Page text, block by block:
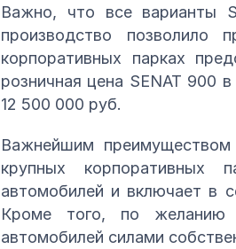
Важно, что все варианты
производство
корпоративных парках
розничная цена SENAT 900
12 500 000 руб.
Важнейшим преимуществом
крупных корпоративных
автомобилей и включает в
Кроме того, по желанию
автомобилей силами